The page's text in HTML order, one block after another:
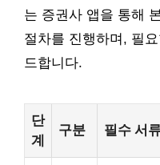
는 증권사 앱을 통해
절차를 진행하며, 필
드합니다.
단
계
구분 필수 서